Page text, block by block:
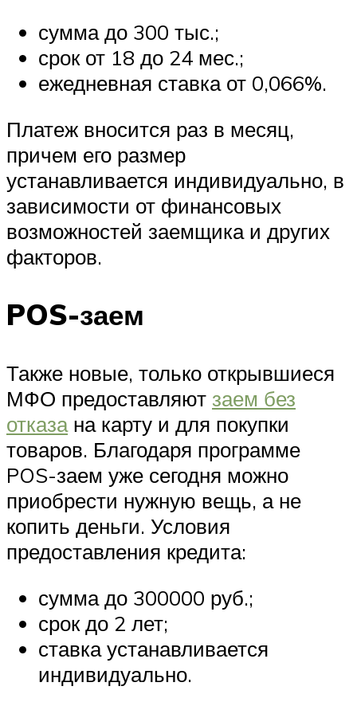
сумма до 300 тыс.;
срок от 18 до 24 мес.;
ежедневная ставка от 0,066%.
Платеж вносится раз в месяц,
причем его размер
устанавливается индивидуально, в
зависимости от финансовых
возможностей заемщика и других
факторов.
POS-заем
Также новые, только открывшиеся
МФО предоставляют заем без
отказана карту и для покупки
товаров. Благодаря программе
POS-заем уже сегодня можно
приобрести нужную вещь, а не
копить деньги. Условия
предоставления кредита:
сумма до 300000 руб.;
срок до 2 лет;
ставка устанавливается
индивидуально.